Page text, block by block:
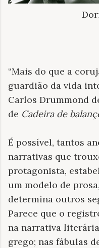
“Mais do que a
guardião da vida
Carlos Drummond
de Cadeira de
É possível, tantos
narrativas que
protagonista,
um modelo de
determina outros
Parece que o
na narrativa
grego; nas fábulas